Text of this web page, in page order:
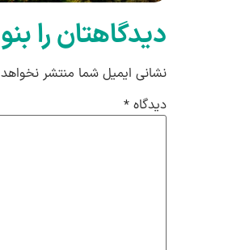
دیدگاهتان را
نشانی ایمیل شما منتشر
دیدگاه *